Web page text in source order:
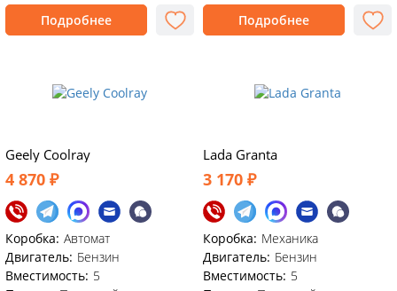
Подробнее Подробнее
Geely Coolray
4 870 ₽
Коробка: Автомат
Двигатель: Бензин
Вместимость: 5
Lada Granta
3 170 ₽
Коробка: Механика
Двигатель: Бензин
Вместимость: 5